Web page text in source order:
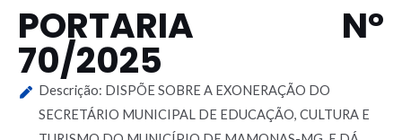
PORTARIA N°
70/2025
Descrição: DISPÕE SOBRE A EXONERAÇÃO DO
SECRETÁRIO MUNICIPAL DE EDUCAÇÃO, CULTURA E